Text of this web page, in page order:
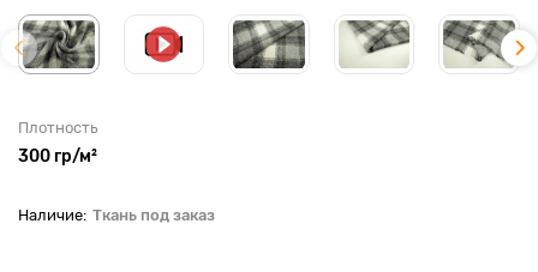
Плотность
300 гр/м²
Ткань под заказ